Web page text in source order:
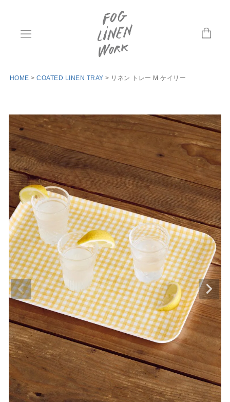
HOME COATED LINEN TRAY リネン トレー M ケイリー